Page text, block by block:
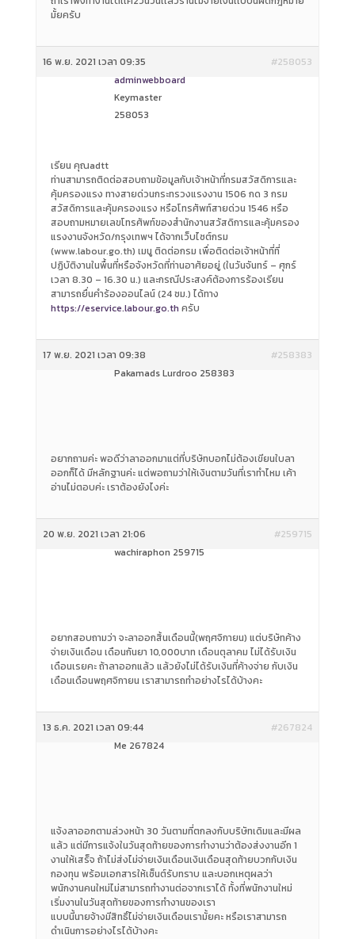
มั้ยครับ
16 พ.ย. 2021 เวลา 09:35
#258053
adminwebboard
Keymaster
258053
เรียน คุณadtt
ท่านสามารถติดต่อสอบถามข้อมูลกับเจ้าหน้าที่กรมสวัสดิการและ
คุ้มครองแรง ทางสายด่วนกระทรวงแรงงาน 1506 กด 3 กรม
สวัสดิการและคุ้มครองแรง หรือโทรศัพท์สายด่วน 1546 หรือ
สอบถามหมายเลขโทรศัพท์ของสำนักงานสวัสดิการและคุ้มครอง
แรงงานจังหวัด/กรุงเทพฯ ได้จากเว็บไซต์กรม
(www.labour.go.th) เมนู ติดต่อกรม เพื่อติดต่อเจ้าหน้าที่ที่
ปฏิบัติงานในพื้นที่หรือจังหวัดที่ท่านอาศัยอยู่ (ในวันจันทร์ – ศุกร์
เวลา 8.30 – 16.30 น.) และกรณีประสงค์ต้องการร้องเรียน
สามารถยื่นคำร้องออนไลน์ (24 ชม.) ได้ทาง
https://eservice.labour.go.th ครับ
17 พ.ย. 2021 เวลา 09:38
#258383
Pakamads Lurdroo 258383
อยากถามค่ะ พอดีว่าลาออกมาแต่ที่บริษัทบอกไม่ต้องเขียนใบลา
ออกก็ได้ มีหลักฐานค่ะ แต่พอถามว่าให้เงินตามวันที่เราทำไหม เค้า
อ่านไม่ตอบค่ะ เราต้องยังไงค่ะ
20 พ.ย. 2021 เวลา 21:06
#259715
wachiraphon 259715
อยากสอบถามว่า จะลาออกสิ้นเดือนนี้(พฤศจิกายน) แต่บริษัทค้าง
จ่ายเงินเดือน เดือนกันยา 10,000บาท เดือนตุลาคม ไม่ได้รับเงิน
เดือนเรยคะ ถ้าลาออกแล้ว แล้วยังไม่ได้รับเงินที่ค้างจ่าย กับเงิน
เดือนเดือนพฤศจิกายน เราสามารถทำอย่างไรได้บ้างคะ
13 ธ.ค. 2021 เวลา 09:44
#267824
Me 267824
แจ้งลาออกตามล่วงหน้า 30 วันตามที่ตกลงกับบริษัทเดิมและมีผล
แล้ว แต่มีการแจ้งในวันสุดท้ายของการทำงานว่าต้องส่งงานอีก 1
งานให้เสร็จ ถ้าไม่ส่งไม่จ่ายเงินเดือนเงินเดือนสุดท้ายบวกกับเงิน
กองทุน พร้อมเอกสารให้เซ็นต์รับทราบ และบอกเหตุผลว่า
พนักงานคนใหม่ไม่สามารถทำงานต่อจากเราได้ ทั้งที่พนักงานใหม่
เริ่มงานในวันสุดท้ายของการทำงานของเรา
แบบนี้นายจ้างมีสิทธิ์ไม่จ่ายเงินเดือนเรามั้ยคะ หรือเราสามารถ
ดำเนินการอย่างไรได้บ้างคะ